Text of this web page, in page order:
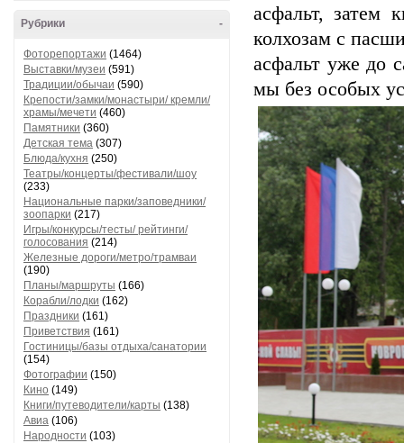
-
Рубрики
Фоторепортажи (1464)
Выставки/музеи (591)
Традиции/обычаи (590)
Крепости/замки/монастыри/ кремли/
храмы/мечети (460)
Памятники (360)
Детская тема (307)
Блюда/кухня (250)
Театры/концерты/фестивали/шоу
(233)
Национальные парки/заповедники/
зоопарки (217)
Игры/конкурсы/тесты/ рейтинги/
голосования (214)
Железные дороги/метро/трамваи
(190)
Планы/маршруты (166)
Корабли/лодки (162)
Праздники (161)
Приветствия (161)
Гостиницы/базы отдыха/санатории
(154)
Фотографии (150)
Кино (149)
Книги/путеводители/карты (138)
Авиа (106)
Народности (103)
асфальт, затем
колхозам с
асфальт уже до
мы без особых